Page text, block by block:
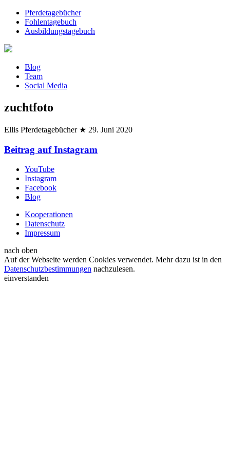
Pferdetagebücher
Fohlentagebuch
Ausbildungstagebuch
Blog
Team
Social Media
zuchtfoto
Ellis Pferdetagebücher ★ 29. Juni 2020
Beitrag auf Instagram
YouTube
Instagram
Facebook
Blog
Kooperationen
Datenschutz
Impressum
nach oben
Auf der Webseite werden Cookies verwendet. Mehr dazu ist in den
Datenschutzbestimmungen nachzulesen.
einverstanden